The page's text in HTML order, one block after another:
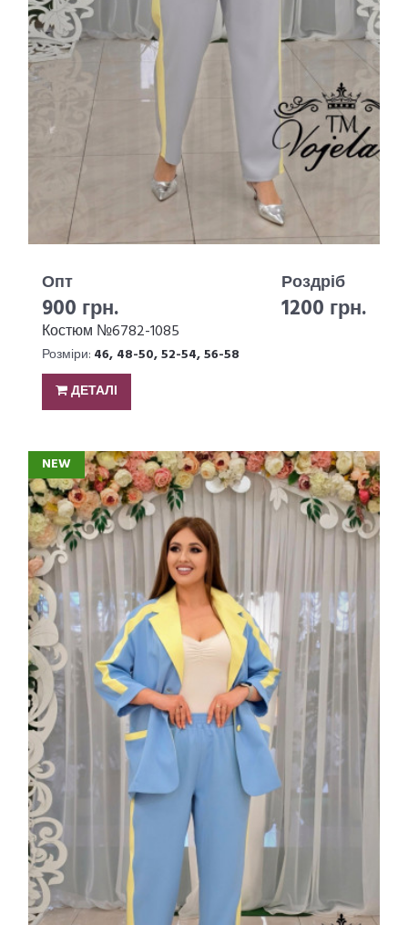
Опт
900 грн.
Роздріб
1200 грн.
Костюм №6782-1085
Розміри: 46, 48-50, 52-54, 56-58
ДЕТАЛІ
NEW